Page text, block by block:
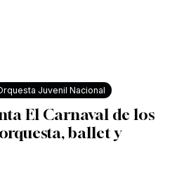
Juvenil Nacional
El Carnaval de los
ballet y